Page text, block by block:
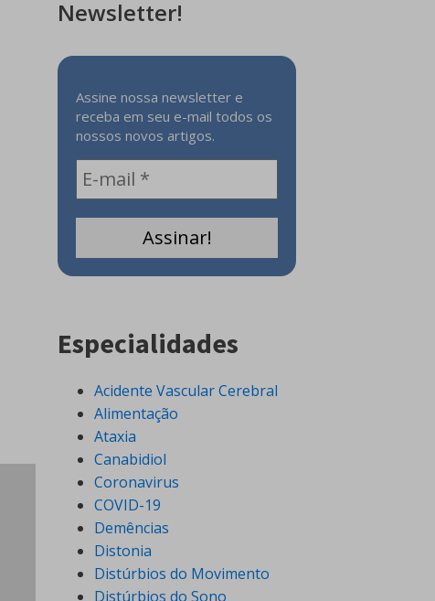
Newsletter!
Assine nossa newsletter e
receba em seu e-mail todos os
nossos novos artigos.
Especialidades
Acidente Vascular Cerebral
Alimentação
Ataxia
Canabidiol
Coronavirus
COVID-19
Demências
Distonia
Distúrbios do Movimento
Distúrbios do Sono